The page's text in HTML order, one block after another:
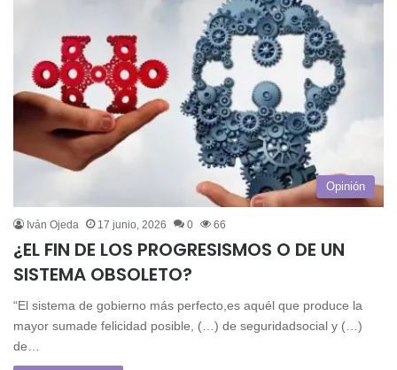
Opinión
Iván Ojeda 17 junio, 2026 0 66
¿EL FIN DE LOS PROGRESISMOS O DE UN
SISTEMA OBSOLETO?
“El sistema de gobierno más perfecto,es aquél que produce la
mayor sumade felicidad posible, (…) de seguridadsocial y (…)
de…